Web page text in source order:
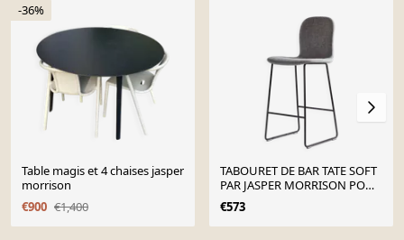
-36%
Table magis et 4 chaises jasper
morrison
€900 €1,400
TABOURET DE BAR TATE SOFT
PAR JASPER MORRISON POUR
CAPPELLINI
€573